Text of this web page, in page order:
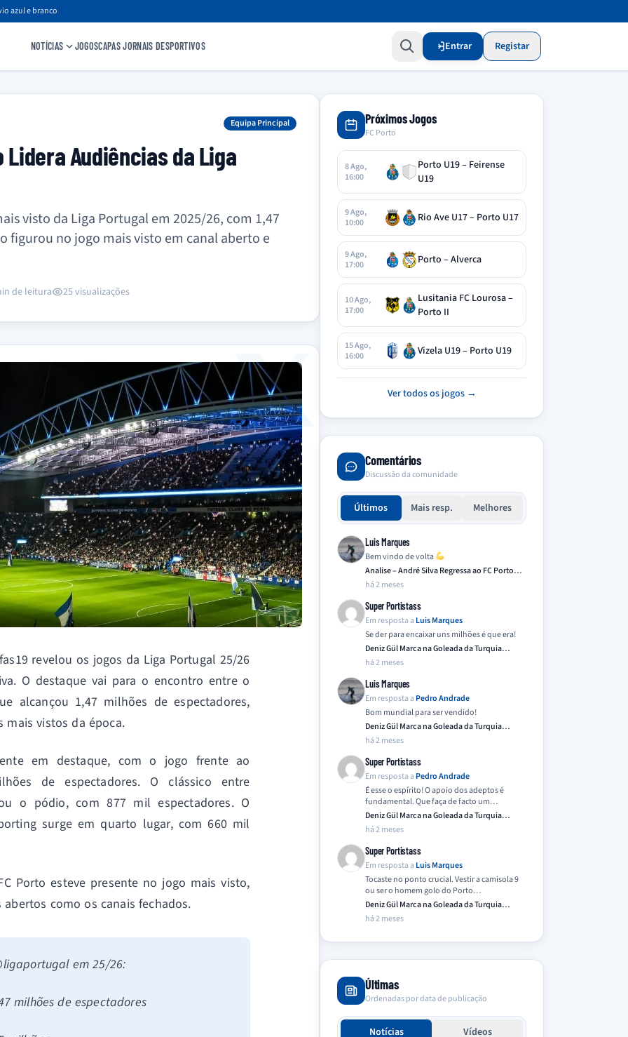
azul e branco
NOTÍCIAS JOGOSCAPAS JORNAIS DESPORTIVOS Entrar Registar
Equipa Principal
Lidera Audiências da Liga
visto da Liga Portugal em 2025/26, com 1,47
figurou no jogo mais visto em canal aberto e
de leitura 25 visualizações
revelou os jogos da Liga Portugal 25/26
O destaque vai para o encontro entre o
alcançou 1,47 milhões de espectadores,
mais vistos da época.
em destaque, com o jogo frente ao
de espectadores. O clássico entre
o pódio, com 877 mil espectadores. O
surge em quarto lugar, com 660 mil
Porto esteve presente no jogo mais visto,
como os canais fechados.
em 25/26:
milhões de espectadores
Próximos Jogos
FC Porto
8 Ago,
16:00
Porto U19 – Feirense
U19
9 Ago,
10:00
Rio Ave U17 – Porto U17
9 Ago,
17:00
Porto – Alverca
10 Ago,
17:00
Lusitania FC Lourosa –
Porto II
15 Ago,
16:00
Vizela U19 – Porto U19
Ver todos os jogos →
Comentários
Discussão da comunidade
Últimos Mais resp. Melhores
Luis Marques
Bem vindo de volta
Analise – André Silva Regressa ao FC Porto…
há 2 meses
Super Portistass
Em resposta a Luis Marques
Se der para encaixar uns milhões é que era!
Deniz Gül Marca na Goleada da Turquia
Frente…
há 2 meses
Luis Marques
Em resposta a Pedro Andrade
Bom mundial para ser vendido!
Deniz Gül Marca na Goleada da Turquia
Frente…
há 2 meses
Super Portistass
Em resposta a Pedro Andrade
É esse o espírito! O apoio dos adeptos é
fundamental. Que faça de facto um…
Deniz Gül Marca na Goleada da Turquia
Frente…
há 2 meses
Super Portistass
Em resposta a Luis Marques
Tocaste no ponto crucial. Vestir a camisola 9
ou ser o homem golo do Porto…
Deniz Gül Marca na Goleada da Turquia
Frente…
há 2 meses
Últimas
Ordenadas por data de publicação
Notícias Vídeos